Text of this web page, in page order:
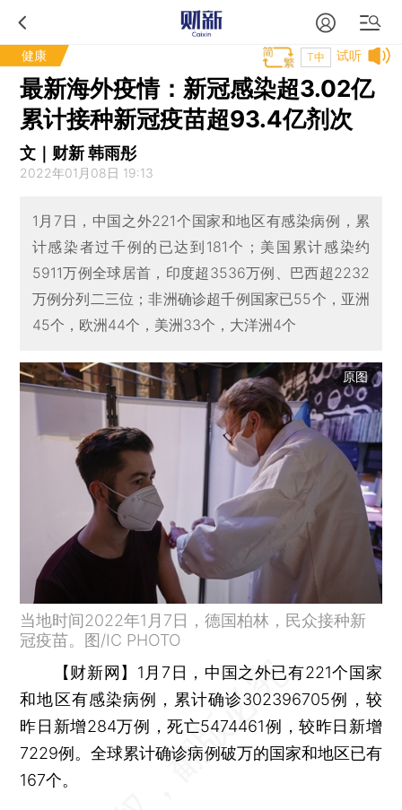
健康 试听
T中
最新海外疫情：新冠感染超3.02亿
累计接种新冠疫苗超93.4亿剂次
文｜财新 韩雨彤
2022年01月08日 19:13
1月7日，中国之外221个国家和地区有感染病例，累
计感染者过千例的已达到181个；美国累计感染约
5911万例全球居首，印度超3536万例、巴西超2232
万例分列二三位；非洲确诊超千例国家已55个，亚洲
45个，欧洲44个，美洲33个，大洋洲4个
原图
当地时间2022年1月7日，德国柏林，民众接种新
冠疫苗。图/IC PHOTO
【财新网】 1月7日，中国之外已有221个国家
和地区有感染病例，累计确诊302396705例，较
昨日新增284万例，死亡5474461例，较昨日新增
7229例。全球累计确诊病例破万的国家和地区已有
167个。